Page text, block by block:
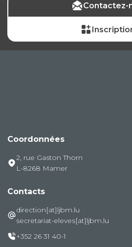
Contactez-
Coordonnées
2, rue Gaston Thorn
L-8268 Mamer
Contacts
direction[at]ljbm.lu
secretariat-eleves[at]ljbm.lu
+352 26 31 40-1